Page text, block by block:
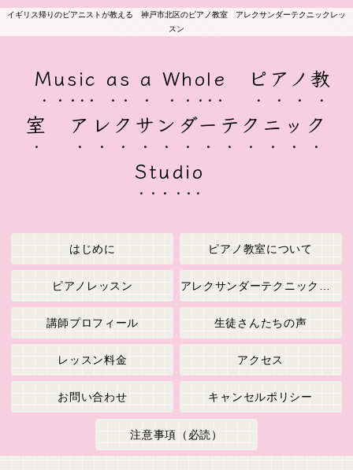
イギリス帰りのピアニストが教える 神戸市北区のピアノ教室 アレクサンダーテクニックレッ
スン
Music as a Whole ピアノ教
室 アレクサンダーテクニック
Studio
はじめに ピアノ教室について
ピアノレッスン
講師プロフィール 生徒さんたちの声
レッスン料金 アクセス
お問い合わせ キャンセルポリシー
注意事項（必読）